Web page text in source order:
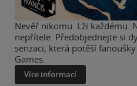
Nevěř nikomu. Lži každému.
nepřítele. Předobjednejte si
senzaci, která potěší
Games.
Více informací